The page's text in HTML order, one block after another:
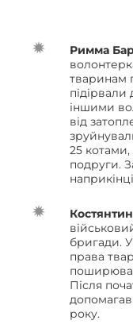
Римма
тваринам
підірвали
іншими
від
25
подруги.
бригади.
права
Після
допомагав
року.